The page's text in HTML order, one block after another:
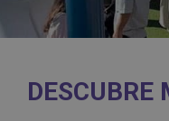
DESCUBRE